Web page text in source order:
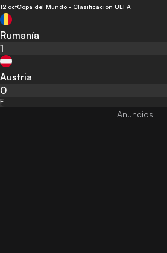
12 octCopa del Mundo - Clasificación UEFA
Rumanía
1
Austria
0
F